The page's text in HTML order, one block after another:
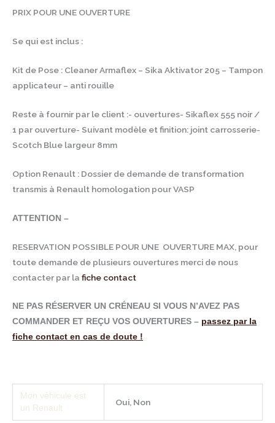
PRIX POUR UNE OUVERTURE
Se qui est inclus :
Kit de Pose : Cleaner Armaflex – Sika Aktivator 205 – Tampon
applicateur – anti rouille
Reste à fournir par le client :- ouvertures- Sikaflex 555 noir /
1 par ouverture- Suivant modèle et finition: joint carrosserie-
Scotch Blue largeur 8mm
Option Renault : Dossier de demande de transformation
transmis à Renault homologation pour VASP
ATTENTION –
RESERVATION POSSIBLE POUR UNE OUVERTURE MAX, pour
toute demande de plusieurs ouvertures merci de nous
contacter par la fiche contact
NE PAS RÉSERVER UN CRÉNEAU SI VOUS N’AVEZ PAS
COMMANDER ET REÇU VOS OUVERTURES – passez par la
fiche contact en cas de doute !
Mon véhicule est
un Renault
Oui, Non